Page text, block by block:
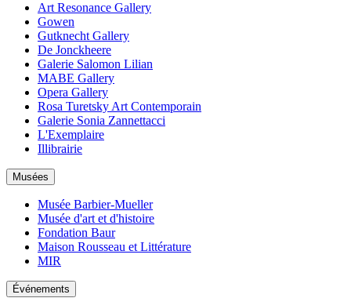
Art Resonance Gallery
Gowen
Gutknecht Gallery
De Jonckheere
Galerie Salomon Lilian
MABE Gallery
Opera Gallery
Rosa Turetsky Art Contemporain
Galerie Sonia Zannettacci
L'Exemplaire
Illibrairie
Musées
Musée Barbier-Mueller
Musée d'art et d'histoire
Fondation Baur
Maison Rousseau et Littérature
MIR
Événements